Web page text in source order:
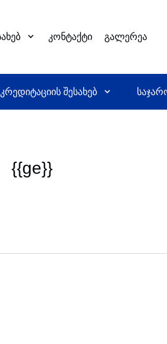
კონტაქტი გალერეა
შესახებ
{{ge}}